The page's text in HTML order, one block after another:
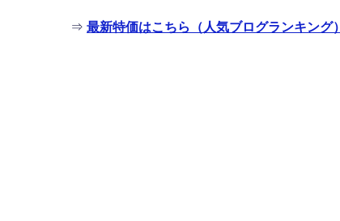
⇒ 最新特価はこちら（人気ブログランキング）